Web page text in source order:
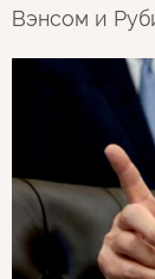
Вэнсом и